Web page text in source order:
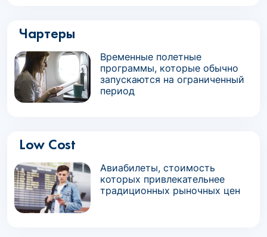
Чартеры
Временные полетные
программы, которые обычно
запускаются на ограниченный
период
Low Cost
Авиабилеты, стоимость
которых привлекательнее
традиционных рыночных цен